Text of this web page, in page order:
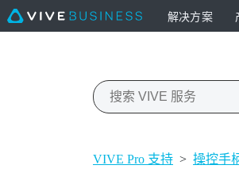
解决方案
VIVE Pro 支持 > 操控手